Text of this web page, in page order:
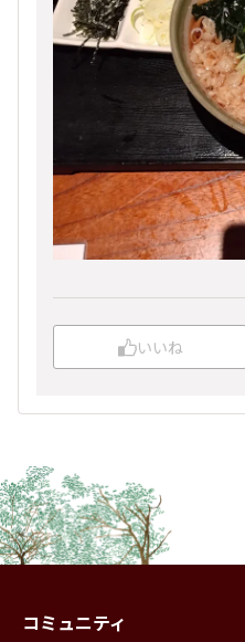
いいね
コミュニティ